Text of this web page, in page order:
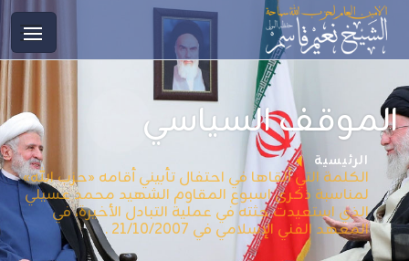
الموقف السياسي
الرئيسية
الكلمة التي ألقاها في احتفال تأبيني أقامه «حزب الله»
لمناسبة ذكرى اسبوع المقاوم الشهيد محمد عسيلي
الذي استعيدت جثته في عملية التبادل الأخيرة، في
المعهد الفني الإسلامي في 21/10/2007 .